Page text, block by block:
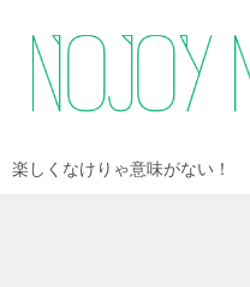
楽しくなけりゃ意味がない！